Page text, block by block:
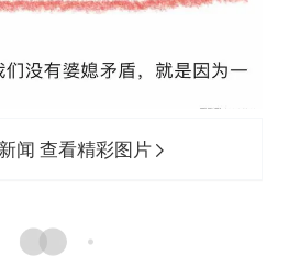
闻 查看精彩图片